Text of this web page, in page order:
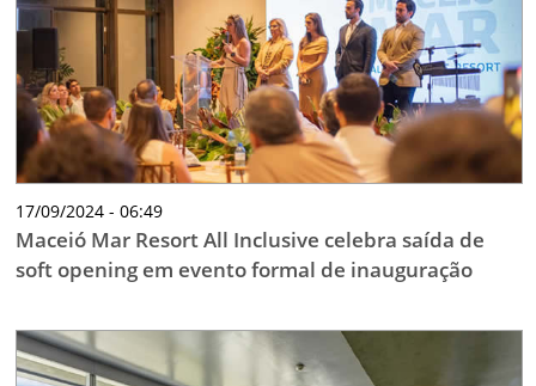
17/09/2024 - 06:49
Maceió Mar Resort All Inclusive celebra saída de
soft opening em evento formal de inauguração